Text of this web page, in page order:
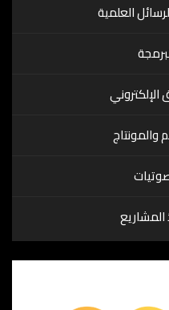
العلمية
والمونتاج